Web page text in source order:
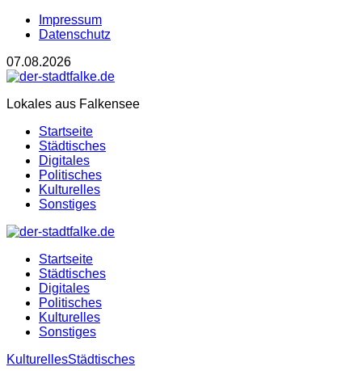
Impressum
Datenschutz
07.08.2026
Lokales aus Falkensee
Startseite
Städtisches
Digitales
Politisches
Kulturelles
Sonstiges
Startseite
Städtisches
Digitales
Politisches
Kulturelles
Sonstiges
KulturellesStädtisches